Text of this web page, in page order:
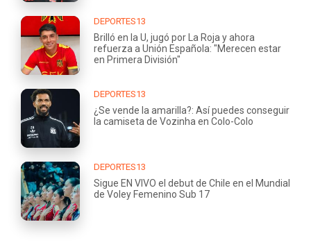
DEPORTES13
Brilló en la U, jugó por La Roja y ahora
refuerza a Unión Española: "Merecen estar
en Primera División"
DEPORTES13
¿Se vende la amarilla?: Así puedes conseguir
la camiseta de Vozinha en Colo-Colo
DEPORTES13
Sigue EN VIVO el debut de Chile en el Mundial
de Voley Femenino Sub 17